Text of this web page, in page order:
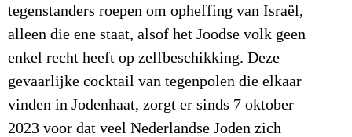
tegenstanders roepen om opheffing van Israël,
alleen die ene staat, alsof het Joodse volk geen
enkel recht heeft op zelfbeschikking. Deze
gevaarlijke cocktail van tegenpolen die elkaar
vinden in Jodenhaat, zorgt er sinds 7 oktober
2023 voor dat veel Nederlandse Joden zich